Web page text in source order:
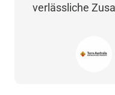
verlässliche